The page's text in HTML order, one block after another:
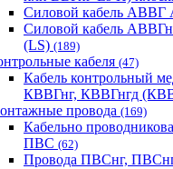
Силовой кабель
Силовой кабель
(LS) (189)
кабеля (47)
Кабель контрольный
КВВГнг, КВВГнгд
провода (169)
Кабельно
ПВС (62)
Провода ПВСнг,